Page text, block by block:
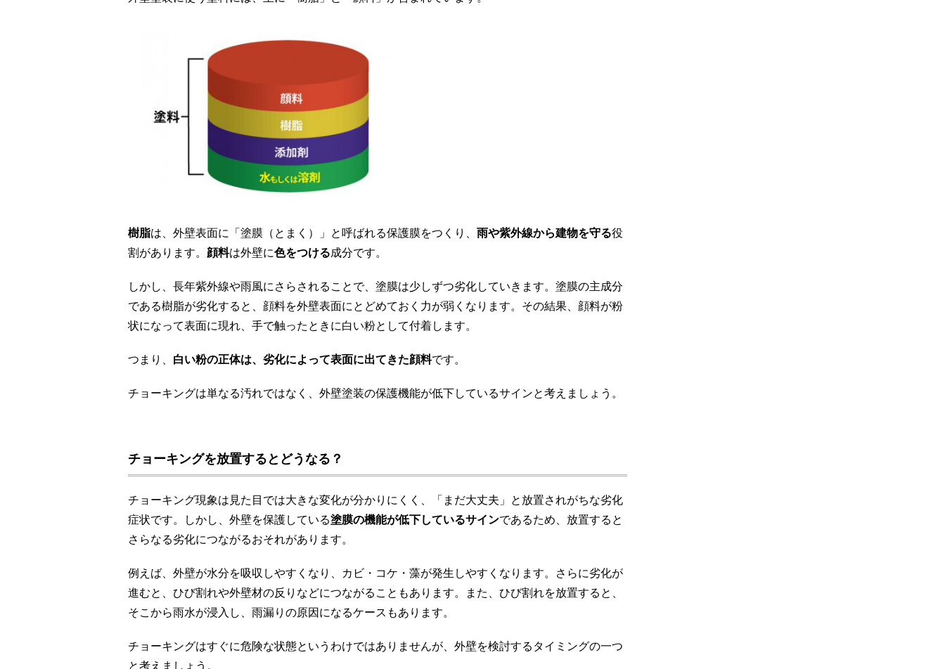
樹脂は、外壁表面に「塗膜（とまく）」と呼ばれる保護膜をつくり、 雨や紫外線から建物を守る役
割があります。 顔料は外壁に色をつける成分です。
しかし、長年紫外線や雨風にさらされることで、塗膜は少しずつ劣化していきます。塗膜の主成分
である樹脂が劣化すると、顔料を外壁表面にとどめておく力が弱くなります。その結果、顔料が粉
状になって表面に現れ、手で触ったときに白い粉として付着します。
つまり、 白い粉の正体は、劣化によって表面に出てきた顔料です。
チョーキングは単なる汚れではなく、外壁塗装の保護機能が低下しているサインと考えましょう。
チョーキングを放置するとどうなる？
チョーキング現象は見た目では大きな変化が分かりにくく、「まだ大丈夫」と放置されがちな劣化
症状です。しかし、外壁を保護している塗膜の機能が低下しているサインであるため、放置すると
さらなる劣化につながるおそれがあります。
例えば、外壁が水分を吸収しやすくなり、カビ・コケ・藻が発生しやすくなります。さらに劣化が
進むと、ひび割れや外壁材の反りなどにつながることもあります。また、ひび割れを放置すると、
そこから雨水が浸入し、雨漏りの原因になるケースもあります。
チョーキングはすぐに危険な状態というわけではありませんが、外壁を検討するタイミングの一つ
と考えましょう。